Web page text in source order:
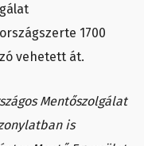
1700
vehetett át.
Mentőszolgálat
is